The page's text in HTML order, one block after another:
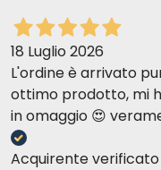
18 Luglio 2026
L'ordine è arrivato
ottimo prodotto, mi
in omaggio 😍
Acquirente verificato